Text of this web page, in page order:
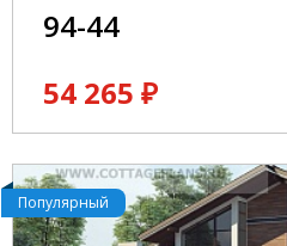
94-44
54 265 ₽
Популярный